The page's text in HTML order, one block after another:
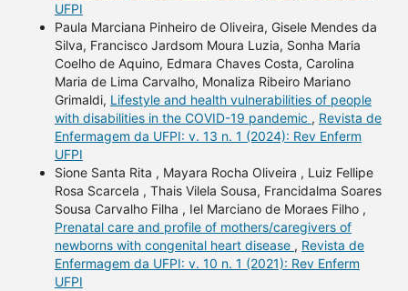
UFPI
Paula Marciana Pinheiro de Oliveira, Gisele Mendes da
Silva, Francisco Jardsom Moura Luzia, Sonha Maria
Coelho de Aquino, Edmara Chaves Costa, Carolina
Maria de Lima Carvalho, Monaliza Ribeiro Mariano
Grimaldi, Lifestyle and health vulnerabilities of people
with disabilities in the COVID-19 pandemic , Revista de
Enfermagem da UFPI: v. 13 n. 1 (2024): Rev Enferm
UFPI
Sione Santa Rita , Mayara Rocha Oliveira , Luiz Fellipe
Rosa Scarcela , Thais Vilela Sousa, Francidalma Soares
Sousa Carvalho Filha , Iel Marciano de Moraes Filho ,
Prenatal care and profile of mothers/caregivers of
newborns with congenital heart disease , Revista de
Enfermagem da UFPI: v. 10 n. 1 (2021): Rev Enferm
UFPI